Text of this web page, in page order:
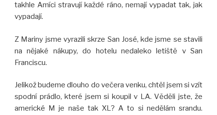
takhle Amíci stravují každé ráno, nemají vypadat tak, jak
vypadají.
Z Mariny jsme vyrazili skrze San José, kde jsme se stavili
na nějaké nákupy, do hotelu nedaleko letiště v San
Franciscu.
Jelikož budeme dlouho do večera venku, chtěl jsem si vzít
spodní prádlo, které jsem si koupil v LA. Věděli jste, že
americké M je naše tak XL? A to si nedělám srandu.